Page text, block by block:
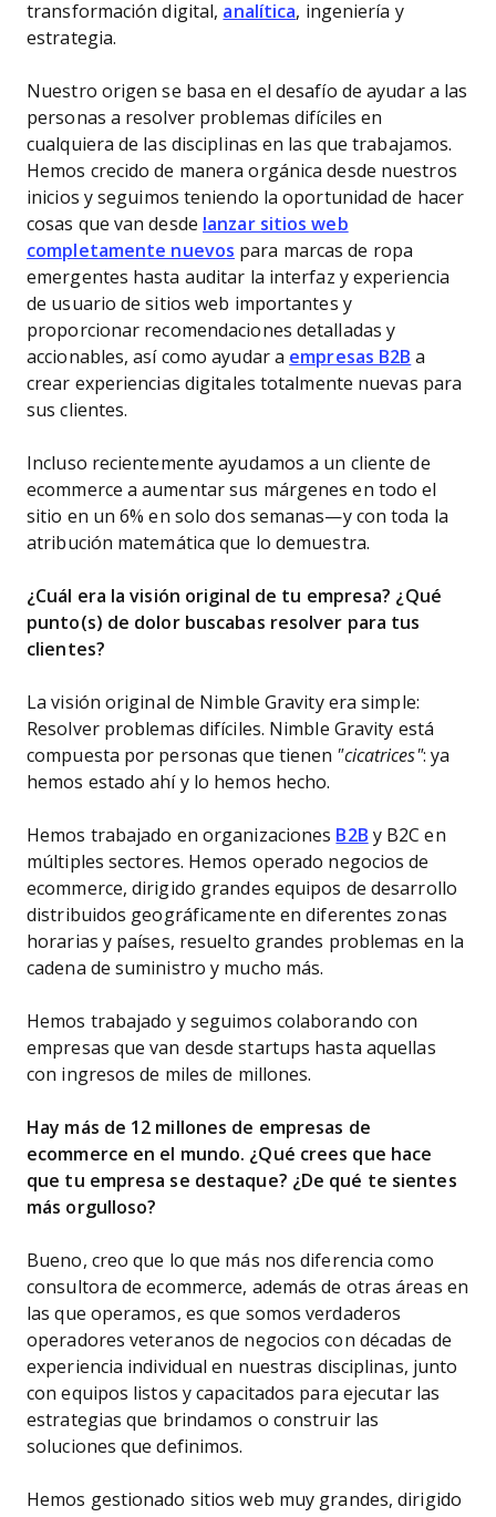
transformación digital, analítica, ingeniería y
estrategia.
Nuestro origen se basa en el desafío de ayudar a las
personas a resolver problemas difíciles en
cualquiera de las disciplinas en las que trabajamos.
Hemos crecido de manera orgánica desde nuestros
inicios y seguimos teniendo la oportunidad de hacer
cosas que van desde lanzar sitios web
completamente nuevos para marcas de ropa
emergentes hasta auditar la interfaz y experiencia
de usuario de sitios web importantes y
proporcionar recomendaciones detalladas y
accionables, así como ayudar a empresas B2B a
crear experiencias digitales totalmente nuevas para
sus clientes.
Incluso recientemente ayudamos a un cliente de
ecommerce a aumentar sus márgenes en todo el
sitio en un 6% en solo dos semanas—y con toda la
atribución matemática que lo demuestra.
¿Cuál era la visión original de tu empresa? ¿Qué
punto(s) de dolor buscabas resolver para tus
clientes?
La visión original de Nimble Gravity era simple:
Resolver problemas difíciles. Nimble Gravity está
compuesta por personas que tienen "cicatrices": ya
hemos estado ahí y lo hemos hecho.
Hemos trabajado en organizaciones B2B y B2C en
múltiples sectores. Hemos operado negocios de
ecommerce, dirigido grandes equipos de desarrollo
distribuidos geográficamente en diferentes zonas
horarias y países, resuelto grandes problemas en la
cadena de suministro y mucho más.
Hemos trabajado y seguimos colaborando con
empresas que van desde startups hasta aquellas
con ingresos de miles de millones.
Hay más de 12 millones de empresas de
ecommerce en el mundo. ¿Qué crees que hace
que tu empresa se destaque? ¿De qué te sientes
más orgulloso?
Bueno, creo que lo que más nos diferencia como
consultora de ecommerce, además de otras áreas en
las que operamos, es que somos verdaderos
operadores veteranos de negocios con décadas de
experiencia individual en nuestras disciplinas, junto
con equipos listos y capacitados para ejecutar las
estrategias que brindamos o construir las
soluciones que definimos.
Hemos gestionado sitios web muy grandes, dirigido